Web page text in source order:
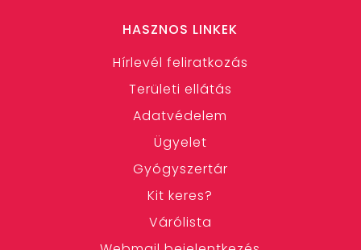
HASZNOS LINKEK
Hírlevél feliratkozás
Területi ellátás
Adatvédelem
Ügyelet
Gyógyszertár
Kit keres?
Várólista